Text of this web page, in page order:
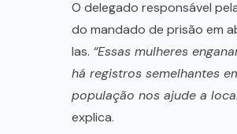
O delegado responsável
do mandado de prisão em
las. “Essas mulheres
há registros semelhantes
população nos ajude a
explica.